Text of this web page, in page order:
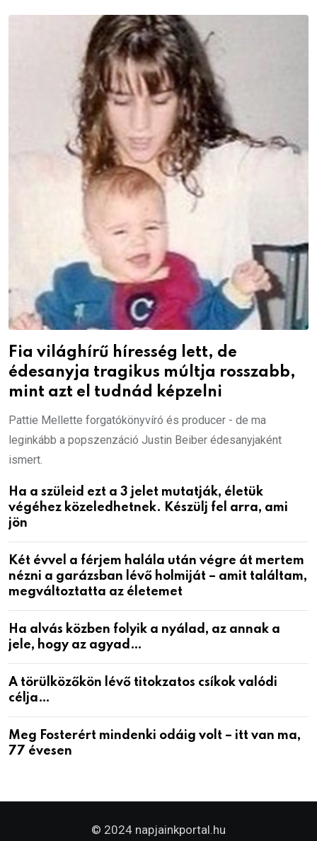
Fia világhírű híresség lett, de
édesanyja tragikus múltja rosszabb,
mint azt el tudnád képzelni
Pattie Mellette forgatókönyvíró és producer - de ma
leginkább a popszenzáció Justin Beiber édesanyjaként
ismert.
Ha a szüleid ezt a 3 jelet mutatják, életük
végéhez közeledhetnek. Készülj fel arra, ami
jön
Két évvel a férjem halála után végre át mertem
nézni a garázsban lévő holmiját – amit találtam,
megváltoztatta az életemet
Ha alvás közben folyik a nyálad, az annak a
jele, hogy az agyad…
A törülközőkön lévő titokzatos csíkok valódi
célja…
Meg Fosterért mindenki odáig volt – itt van ma,
77 évesen
© 2024 napjainkportal.hu